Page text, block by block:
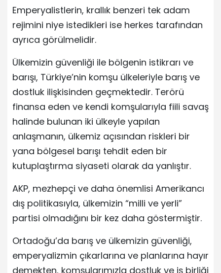
Emperyalistlerin, krallık benzeri tek adam
rejimini niye istedikleri ise herkes tarafından
ayrıca görülmelidir.
Ülkemizin güvenliği ile bölgenin istikrarı ve
barışı, Türkiye’nin komşu ülkeleriyle barış ve
dostluk ilişkisinden geçmektedir. Terörü
finansa eden ve kendi komşularıyla fiili savaş
halinde bulunan iki ülkeyle yapılan
anlaşmanın, ülkemiz açısından riskleri bir
yana bölgesel barışı tehdit eden bir
kutuplaştırma siyaseti olarak da yanlıştır.
AKP, mezhepçi ve daha önemlisi Amerikancı
dış politikasıyla, ülkemizin “milli ve yerli”
partisi olmadığını bir kez daha göstermiştir.
Ortadoğu’da barış ve ülkemizin güvenliği,
emperyalizmin çıkarlarına ve planlarına hayır
demekten, komşularımızla dostluk ve iş birliği